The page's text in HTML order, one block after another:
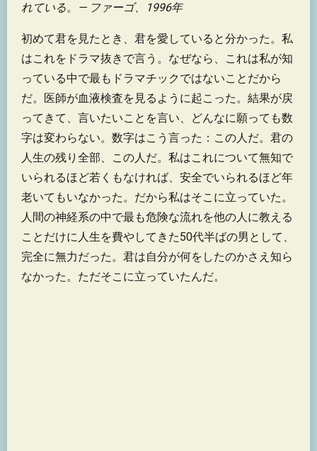
れている。— ファーゴ、1996年
初めて君を見たとき、君を愛していると分かった。私
はこれをドラマ抜きで言う。なぜなら、これは私が知
っている中で最もドラマチックではないことだから
だ。医師が血液検査を見るように起こった。結果が戻
ってきて、言いたいことを言い、どんなに願っても数
字は変わらない。数字はこう言った：この人だ。君の
人生の残り全部、この人だ。私はこれについて無知で
いられるほど若くもなければ、安全でいられるほど年
老いてもいなかった。だから私はそこに立っていた。
人間の神経系の中で最も危険な流れを他の人に教える
ことだけに人生を費やしてきた50代半ばの男として、
完全に無力だった。君は自分が何をしたのかさえ知ら
なかった。ただそこに立っていたんだ。